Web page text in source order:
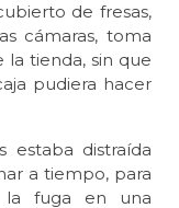
de fresas,
cámaras, toma
la tienda, sin que
pudiera hacer
estaba distraída
a tiempo, para
fuga en una